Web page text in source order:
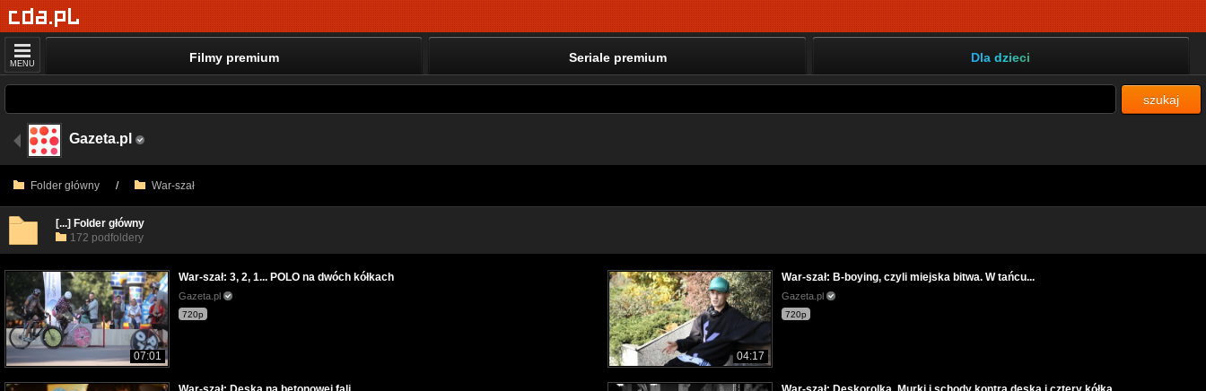
MENU Filmy premium Seriale premium Dla dzieci
szukaj
Gazeta.pl
Folder główny / War-szał
[...] Folder główny
172 podfoldery
07:01
War-szał: 3, 2, 1... POLO na dwóch kółkach
Gazeta.pl
720p
04:17
War-szał: B-boying, czyli miejska bitwa. W tańcu...
Gazeta.pl
720p